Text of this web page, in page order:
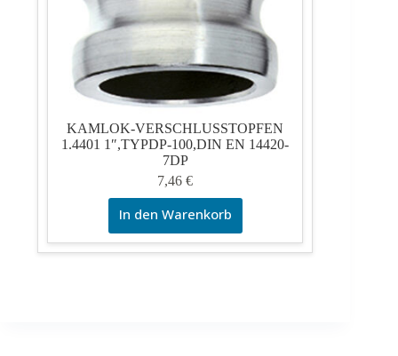
KAMLOK-VERSCHLUSSTOPFEN
1.4401 1″,TYPDP-100,DIN EN 14420-
7DP
7,46€
In den Warenkorb